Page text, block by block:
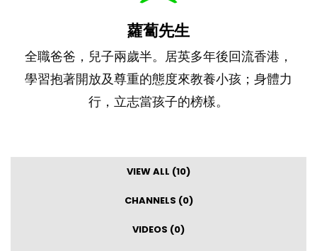
蘿蔔先生
全職爸爸，兒子兩歲半。居英多年後回流香港，
學習抱著開放及尊重的態度來教養小孩；身體力
行，立志當孩子的榜樣。
VIEW ALL (10)
CHANNELS (0)
VIDEOS (0)